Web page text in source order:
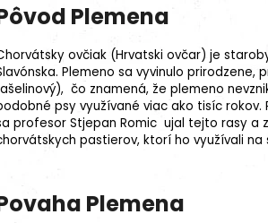
Plemena
ovčiak (Hrvatski ovčar) je
Plemeno sa vyvinulo prirodzene,
čo znamená, že plemeno
psy využívané viac ako tisíc
profesor Stjepan Romic ujal tejto rasy a
pastierov, ktorí ho využívali
Plemena